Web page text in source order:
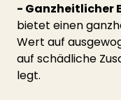
- Ganzheitlicher
bietet einen
Wert auf
auf schädliche
legt.